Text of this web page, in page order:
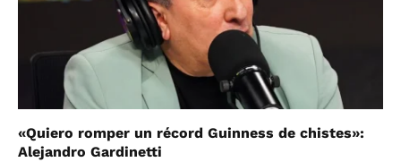
«Quiero romper un récord Guinness de chistes»:
Alejandro Gardinetti